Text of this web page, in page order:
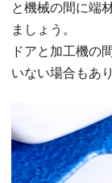
と機械の間に端
ましょう。
ドアと加工機の
いない場合もあ